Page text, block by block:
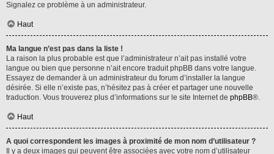
Signalez ce problème à un administrateur.
Haut
Ma langue n’est pas dans la liste !
La raison la plus probable est que l’administrateur n’ait pas installé votre
langue ou bien que personne n’ait encore traduit phpBB dans votre langue.
Essayez de demander à un administrateur du forum d’installer la langue
désirée. Si elle n’existe pas, n’hésitez pas à créer et partager une nouvelle
traduction. Vous trouverez plus d’informations sur le site Internet de phpBB®.
Haut
A quoi correspondent les images à proximité de mon nom d’utilisateur ?
Il y a deux images qui peuvent être associées avec votre nom d’utilisateur